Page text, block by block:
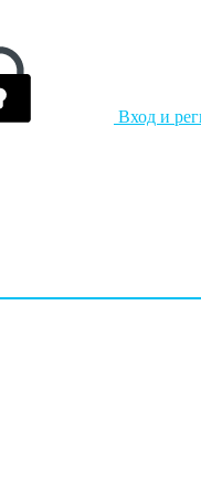
Вход и